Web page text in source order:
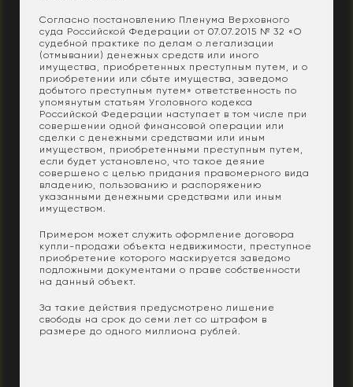
Согласно постановлению Пленума Верховного
суда Российской Федерации от 07.07.2015 № 32 «О
судебной практике по делам о легализации
(отмывании) денежных средств или иного
имущества, приобретенных преступным путем, и о
приобретении или сбыте имущества, заведомо
добытого преступным путем» ответственность по
упомянутым статьям Уголовного кодекса
Российской Федерации наступает в том числе при
совершении одной финансовой операции или
сделки с денежными средствами или иным
имуществом, приобретенными преступным путем,
если будет установлено, что такое деяние
совершено с целью придания правомерного вида
владению, пользованию и распоряжению
указанными денежными средствами или иным
имуществом.
Примером может служить оформление договора
купли-продажи объекта недвижимости, преступное
приобретение которого маскируется заведомо
подложными документами о праве собственности
на данный объект.
За такие действия предусмотрено лишение
свободы на срок до семи лет со штрафом в
размере до одного миллиона рублей.